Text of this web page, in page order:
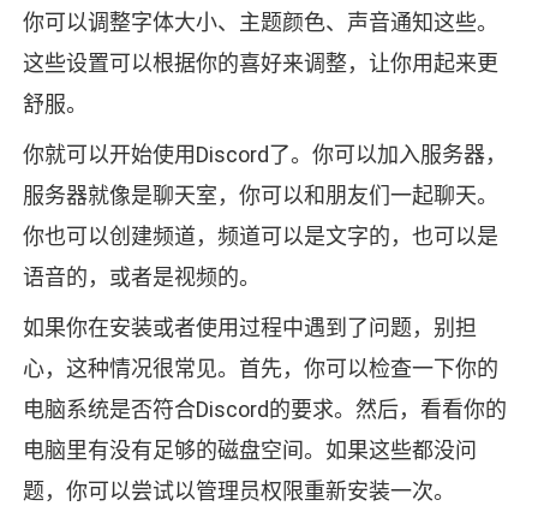
你可以调整字体大小、主题颜色、声音通知这些。
这些设置可以根据你的喜好来调整，让你用起来更
舒服。
你就可以开始使用Discord了。你可以加入服务器，
服务器就像是聊天室，你可以和朋友们一起聊天。
你也可以创建频道，频道可以是文字的，也可以是
语音的，或者是视频的。
如果你在安装或者使用过程中遇到了问题，别担
心，这种情况很常见。首先，你可以检查一下你的
电脑系统是否符合Discord的要求。然后，看看你的
电脑里有没有足够的磁盘空间。如果这些都没问
题，你可以尝试以管理员权限重新安装一次。